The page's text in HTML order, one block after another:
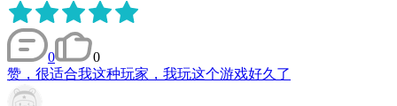
0
0
赞，很适合我这种玩家，我玩这个游戏好久了